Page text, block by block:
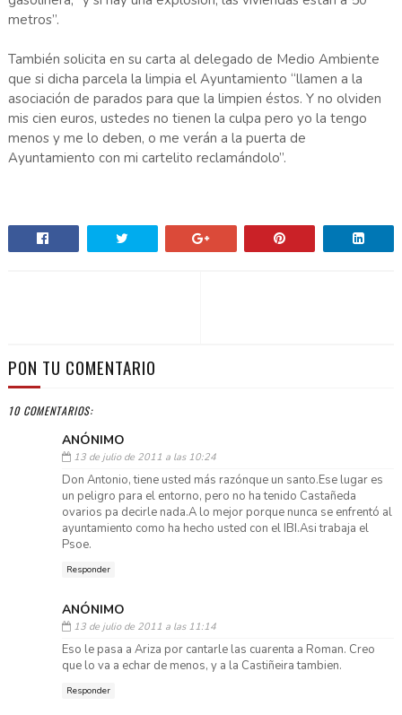
metros”.
También solicita en su carta al delegado de Medio Ambiente
que si dicha parcela la limpia el Ayuntamiento “llamen a la
asociación de parados para que la limpien éstos. Y no olviden
mis cien euros, ustedes no tienen la culpa pero yo la tengo
menos y me lo deben, o me verán a la puerta de
Ayuntamiento con mi cartelito reclamándolo”.
PON TU COMENTARIO
10 COMENTARIOS:
ANÓNIMO
13 de julio de 2011 a las 10:24
Don Antonio, tiene usted más razónque un santo.Ese lugar es
un peligro para el entorno, pero no ha tenido Castañeda
ovarios pa decirle nada.A lo mejor porque nunca se enfrentó al
ayuntamiento como ha hecho usted con el IBI.Asi trabaja el
Psoe.
Responder
ANÓNIMO
13 de julio de 2011 a las 11:14
Eso le pasa a Ariza por cantarle las cuarenta a Roman. Creo
que lo va a echar de menos, y a la Castiñeira tambien.
Responder